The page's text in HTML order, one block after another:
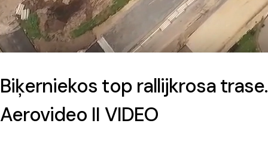
Biķerniekos top rallijkrosa trase.
Aerovideo II VIDEO